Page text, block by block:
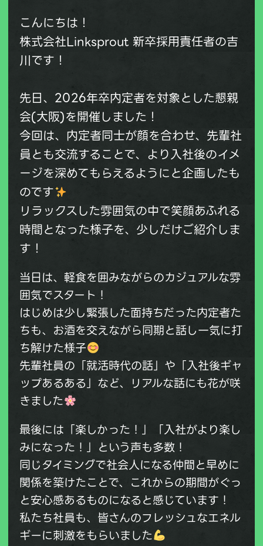
こんにちは！
株式会社Linksprout 新卒採用責任者の吉
川です！
先日、2026年卒内定者を対象とした懇親
会(大阪)を開催しました！
今回は、内定者同士が顔を合わせ、先輩社
員とも交流することで、より入社後のイメ
ージを深めてもらえるようにと企画したも
のです
リラックスした雰囲気の中で笑顔あふれる
時間となった様子を、少しだけご紹介しま
す！
当日は、軽食を囲みながらのカジュアルな雰
囲気でスタート！
はじめは少し緊張した面持ちだった内定者た
ちも、お酒を交えながら同期と話し一気に打
ち解けた様子
先輩社員の「就活時代の話」や「入社後ギャ
ップあるある」など、リアルな話にも花が咲
きました
最後には「楽しかった！」「入社がより楽し
みになった！」という声も多数！
同じタイミングで社会人になる仲間と早めに
関係を築けたことで、これからの期間がぐっ
と安心感あるものになると感じています！
私たち社員も、皆さんのフレッシュなエネル
ギーに刺激をもらいました